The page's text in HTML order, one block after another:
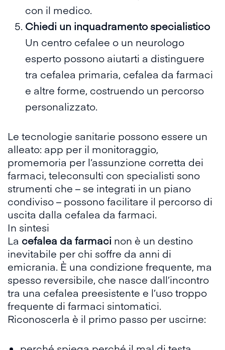
con il medico.
Chiedi un inquadramento specialistico
Un centro cefalee o un neurologo
esperto possono aiutarti a distinguere
tra cefalea primaria, cefalea da farmaci
e altre forme, costruendo un percorso
personalizzato.
Le tecnologie sanitarie possono essere un
alleato: app per il monitoraggio,
promemoria per l’assunzione corretta dei
farmaci, teleconsulti con specialisti sono
strumenti che – se integrati in un piano
condiviso – possono facilitare il percorso di
uscita dalla cefalea da farmaci.
In sintesi
La cefalea da farmaci non è un destino
inevitabile per chi soffre da anni di
emicrania. È una condizione frequente, ma
spesso reversibile, che nasce dall’incontro
tra una cefalea preesistente e l’uso troppo
frequente di farmaci sintomatici.
Riconoscerla è il primo passo per uscirne: